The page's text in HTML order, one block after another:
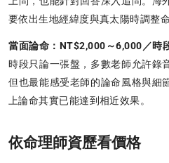
要依出生地經緯度與真太陽時調整
當面論命：NT$2,000～6,000／時
時段只論一張盤，多數老師允許錄
但也最能感受老師的論命風格與細
上論命其實已能達到相近效果。
依命理師資歷看價格